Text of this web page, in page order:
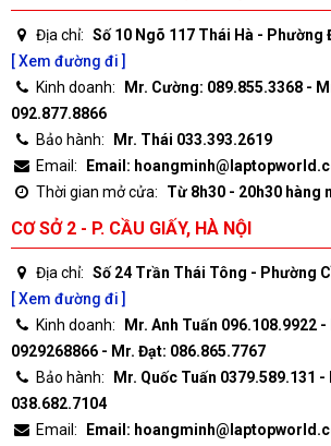
Địa chỉ: Số 10 Ngõ 117 Thái Hà - Phường
[ Xem đường đi ]
Kinh doanh:
Mr. Cường: 089.855.3368 -
092.877.8866
Bảo hành:
Mr. Thái 033.393.2619
Email:
Email:
Thời gian mở cửa:
Từ 8h30 - 20h30 hàng
CƠ SỞ 2 - P. CẦU GIẤY, HÀ NỘI
Địa chỉ: Số 24 Trần Thái Tông - Phường
[ Xem đường đi ]
Kinh doanh:
Mr. Anh Tuấn 096.108.9922
0929268866 - Mr. Đạt: 086.865.7767
Bảo hành:
Mr. Quốc Tuấn 0379.589.131
038.682.7104
Email:
Email: